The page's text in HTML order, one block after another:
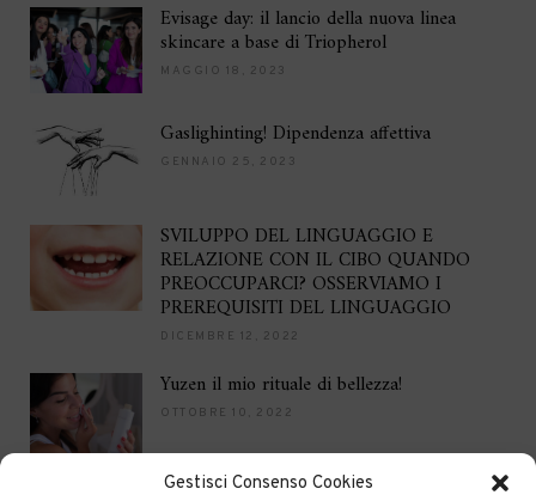
Gestisci Consenso Cookies
Evisage day: il lancio della nuova linea
skincare a base di Triopherol
MAGGIO 18, 2023
Gaslighinting! Dipendenza affettiva
GENNAIO 25, 2023
SVILUPPO DEL LINGUAGGIO E
RELAZIONE CON IL CIBO QUANDO
PREOCCUPARCI? OSSERVIAMO I
PREREQUISITI DEL LINGUAGGIO
DICEMBRE 12, 2022
Yuzen il mio rituale di bellezza!
OTTOBRE 10, 2022